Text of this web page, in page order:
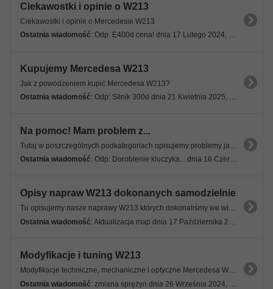
Ciekawostki i opinie o W213
Ciekawostki i opinie o Mercedesie W213
Ostatnia wiadomość: Odp: E400d cena! dnia 17 Lutego 2024, 09:16 07s
Kupujemy Mercedesa W213
Jak z powodzeniem kupić Mercedesa W213?
Ostatnia wiadomość: Odp: Silnik 300d dnia 21 Kwietnia 2025, 07:32 04s
Na pomoc! Mam problem z...
Tutaj w poszczególnych podkategoriach opisujemy problemy jakie trapią nasze Mercedesy W213.
Ostatnia wiadomość: Odp: Dorobienie kluczyka... dnia 16 Czerwca 2026, 21:29 06s
Opisy napraw W213 dokonanych samodzielnie
Tu opisujemy nasze naprawy W213 których dokonaliśmy we własnym zakresie. Nie zgłaszamy tu problemów tylko podajemy gotowe rozwiązania.
Ostatnia wiadomość: Aktualizacja map dnia 17 Października 2025, 15:25 19s
Modyfikacje i tuning W213
Modyfikacje techniczne, mechaniczne i optyczne Mercedesa W213.
Ostatnia wiadomość: zmiana sprężyn dnia 26 Września 2024, 21:46 04s